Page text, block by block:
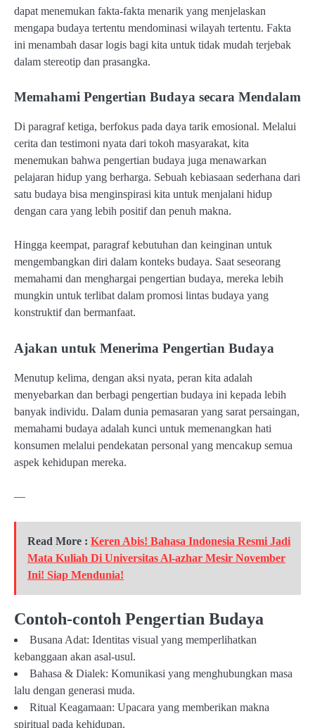
dapat menemukan fakta-fakta menarik yang menjelaskan
mengapa budaya tertentu mendominasi wilayah tertentu. Fakta
ini menambah dasar logis bagi kita untuk tidak mudah terjebak
dalam stereotip dan prasangka.
Memahami Pengertian Budaya secara Mendalam
Di paragraf ketiga, berfokus pada daya tarik emosional. Melalui
cerita dan testimoni nyata dari tokoh masyarakat, kita
menemukan bahwa pengertian budaya juga menawarkan
pelajaran hidup yang berharga. Sebuah kebiasaan sederhana dari
satu budaya bisa menginspirasi kita untuk menjalani hidup
dengan cara yang lebih positif dan penuh makna.
Hingga keempat, paragraf kebutuhan dan keinginan untuk
mengembangkan diri dalam konteks budaya. Saat seseorang
memahami dan menghargai pengertian budaya, mereka lebih
mungkin untuk terlibat dalam promosi lintas budaya yang
konstruktif dan bermanfaat.
Ajakan untuk Menerima Pengertian Budaya
Menutup kelima, dengan aksi nyata, peran kita adalah
menyebarkan dan berbagi pengertian budaya ini kepada lebih
banyak individu. Dalam dunia pemasaran yang sarat persaingan,
memahami budaya adalah kunci untuk memenangkan hati
konsumen melalui pendekatan personal yang mencakup semua
aspek kehidupan mereka.
—
Read More :Keren Abis! Bahasa Indonesia Resmi Jadi
Mata Kuliah Di Universitas Al-azhar Mesir November
Ini! Siap Mendunia!
Contoh-contoh Pengertian Budaya
Busana Adat: Identitas visual yang memperlihatkan
kebanggaan akan asal-usul.
Bahasa & Dialek: Komunikasi yang menghubungkan masa
lalu dengan generasi muda.
Ritual Keagamaan: Upacara yang memberikan makna
spiritual pada kehidupan.